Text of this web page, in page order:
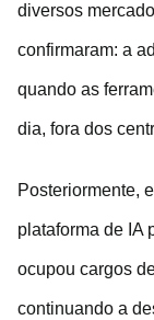
diversos
confirmaram: a
quando as
dia, fora dos
Posteriormente,
plataforma de IA
ocupou cargos
continuando a